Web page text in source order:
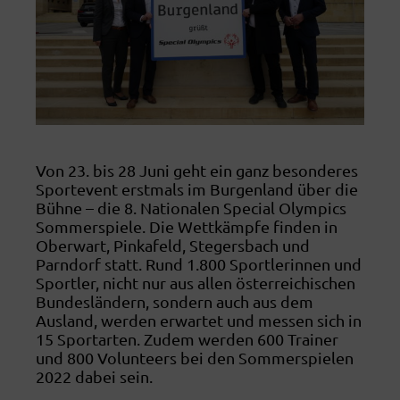
Von 23. bis 28 Juni geht ein ganz besonderes
Sportevent erstmals im Burgenland über die
Bühne – die 8. Nationalen Special Olympics
Sommerspiele. Die Wettkämpfe finden in
Oberwart, Pinkafeld, Stegersbach und
Parndorf statt. Rund 1.800 Sportlerinnen und
Sportler, nicht nur aus allen österreichischen
Bundesländern, sondern auch aus dem
Ausland, werden erwartet und messen sich in
15 Sportarten. Zudem werden 600 Trainer
und 800 Volunteers bei den Sommerspielen
2022 dabei sein.